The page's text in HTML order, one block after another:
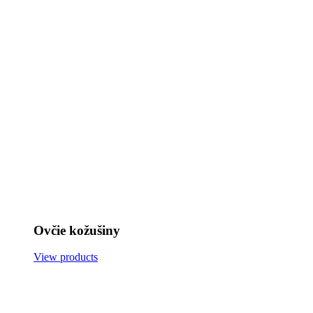
Ovčie kožušiny
View products